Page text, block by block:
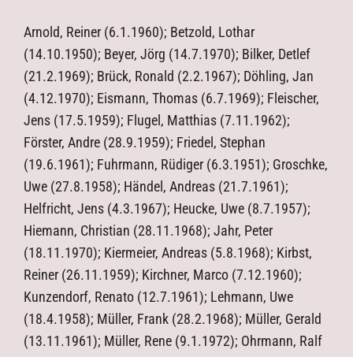
Arnold, Reiner (6.1.1960); Betzold, Lothar
(14.10.1950); Beyer, Jörg (14.7.1970); Bilker, Detlef
(21.2.1969); Brück, Ronald (2.2.1967); Döhling, Jan
(4.12.1970); Eismann, Thomas (6.7.1969); Fleischer,
Jens (17.5.1959); Flugel, Matthias (7.11.1962);
Förster, Andre (28.9.1959); Friedel, Stephan
(19.6.1961); Fuhrmann, Rüdiger (6.3.1951); Groschke,
Uwe (27.8.1958); Händel, Andreas (21.7.1961);
Helfricht, Jens (4.3.1967); Heucke, Uwe (8.7.1957);
Hiemann, Christian (28.11.1968); Jahr, Peter
(18.11.1970); Kiermeier, Andreas (5.8.1968); Kirbst,
Reiner (26.11.1959); Kirchner, Marco (7.12.1960);
Kunzendorf, Renato (12.7.1961); Lehmann, Uwe
(18.4.1958); Müller, Frank (28.2.1968); Müller, Gerald
(13.11.1961); Müller, Rene (9.1.1972); Ohrmann, Ralf